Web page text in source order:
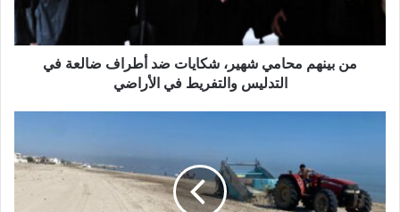
من بينهم محامي شهير، شكايات ضد أطراف ضالعة في
التدليس والتفريط في الأراضي